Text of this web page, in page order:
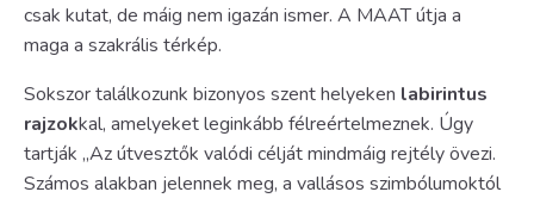
csak kutat, de máig nem igazán ismer. A MAAT útja a
maga a szakrális térkép.
Sokszor találkozunk bizonyos szent helyeken labirintus
rajzokkal, amelyeket leginkább félreértelmeznek. Úgy
tartják „Az útvesztők valódi célját mindmáig rejtély övezi.
Számos alakban jelennek meg, a vallásos szimbólumoktól